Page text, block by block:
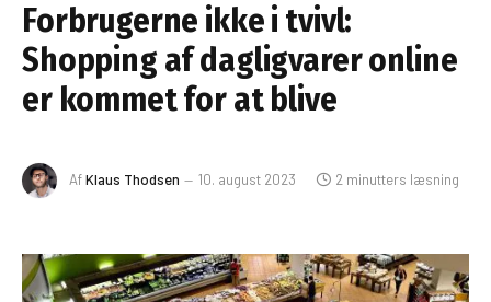
Forbrugerne ikke i tvivl:
Shopping af dagligvarer online
er kommet for at blive
AfKlaus Thodsen 10. august 2023 2 minutters læsning